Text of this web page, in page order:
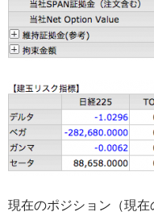
現在のポジション（現